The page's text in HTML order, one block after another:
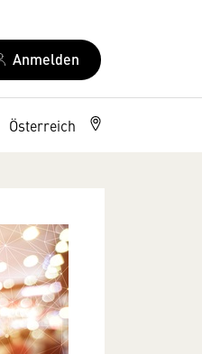
Anmelden
Österreich